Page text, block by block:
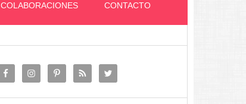
COLABORACIONES CONTACTO